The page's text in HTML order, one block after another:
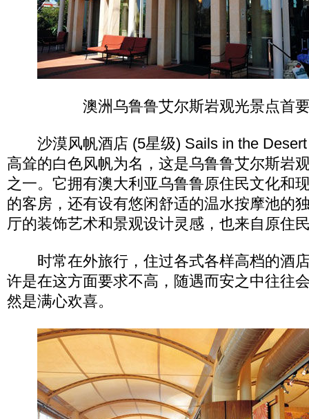
澳洲乌鲁鲁艾尔斯岩观光景点首
沙漠风帆酒店 (5星级) Sails in the Desert
高耸的白色风帆为名，这是乌鲁鲁艾尔斯岩
之一。它拥有澳大利亚乌鲁鲁原住民文化和
的客房，还有设有悠闲舒适的温水按摩池的
厅的装饰艺术和景观设计灵感，也来自原住
时常在外旅行，住过各式各样高档的酒
许是在这方面要求不高，随遇而安之中往往
然是满心欢喜。